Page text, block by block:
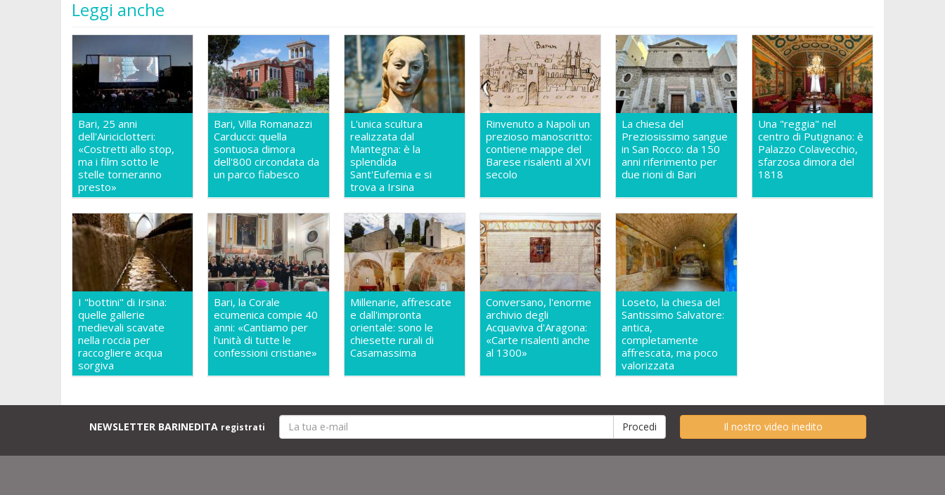
Leggi anche
Bari, 25 anni
dell'Airiciclotteri:
«Costretti allo stop,
ma i film sotto le
stelle torneranno
presto»
Bari, Villa Romanazzi
Carducci: quella
sontuosa dimora
dell'800 circondata da
un parco fiabesco
L'unica scultura
realizzata dal
Mantegna: è la
splendida
Sant'Eufemia e si
trova a Irsina
Rinvenuto a Napoli un
prezioso manoscritto:
contiene mappe del
Barese risalenti al XVI
secolo
La chiesa del
Preziosissimo sangue
in San Rocco: da 150
anni riferimento per
due rioni di Bari
Una "reggia" nel
centro di Putignano: è
Palazzo Colavecchio,
sfarzosa dimora del
1818
I "bottini" di Irsina:
quelle gallerie
medievali scavate
nella roccia per
raccogliere acqua
sorgiva
Bari, la Corale
ecumenica compie 40
anni: «Cantiamo per
l'unità di tutte le
confessioni cristiane»
Millenarie, affrescate
e dall'impronta
orientale: sono le
chiesette rurali di
Casamassima
Conversano, l'enorme
archivio degli
Acquaviva d'Aragona:
«Carte risalenti anche
al 1300»
Loseto, la chiesa del
Santissimo Salvatore:
antica,
completamente
affrescata, ma poco
valorizzata
NEWSLETTER BARINEDITA registrati Il nostro video inedito